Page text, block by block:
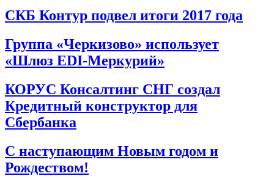
СКБ Контур подвел итоги 2017 года
Группа «Черкизово» использует
«Шлюз EDI-Меркурий»
КОРУС Консалтинг СНГ создал
Кредитный конструктор для
Сбербанка
С наступающим Новым годом и
Рождеством!